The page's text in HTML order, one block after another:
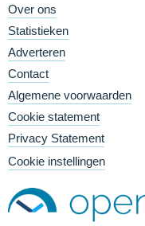
Over ons
Statistieken
Adverteren
Contact
Algemene voorwaarden
Cookie statement
Privacy Statement
Cookie instellingen